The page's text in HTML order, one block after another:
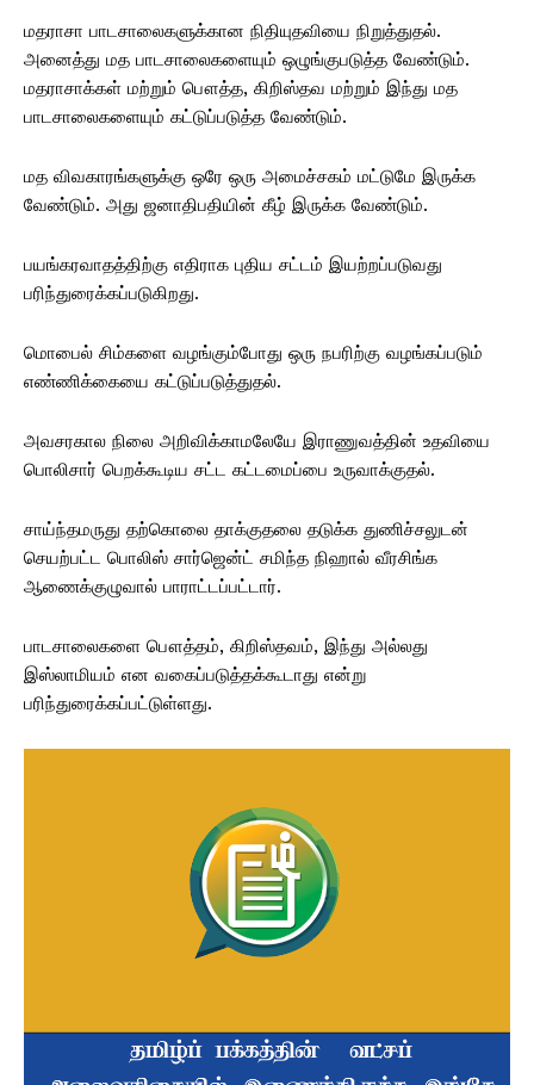
மதராசா பாடசாலைகளுக்கான நிதியுதவியை நிறுத்துதல்.
அனைத்து மத பாடசாலைகளையும் ஒழுங்குபடுத்த வேண்டும்.
மதராசாக்கள் மற்றும் பௌத்த, கிறிஸ்தவ மற்றும் இந்து மத
பாடசாலைகளையும் கட்டுப்படுத்த வேண்டும்.
மத விவகாரங்களுக்கு ஒரே ஒரு அமைச்சகம் மட்டுமே இருக்க
வேண்டும். அது ஜனாதிபதியின் கீழ் இருக்க வேண்டும்.
பயங்கரவாதத்திற்கு எதிராக புதிய சட்டம் இயற்றப்படுவது
பரிந்துரைக்கப்படுகிறது.
மொபைல் சிம்களை வழங்கும்போது ஒரு நபரிற்கு வழங்கப்படும்
எண்ணிக்கையை கட்டுப்படுத்துதல்.
அவசரகால நிலை அறிவிக்காமலேயே இராணுவத்தின் உதவியை
பொலிசார் பெறக்கூடிய சட்ட கட்டமைப்பை உருவாக்குதல்.
சாய்ந்தமருது தற்கொலை தாக்குதலை தடுக்க துணிச்சலுடன்
செயற்பட்ட பொலிஸ் சார்ஜென்ட் சமிந்த நிஹால் வீரசிங்க
ஆணைக்குழுவால் பாராட்டப்பட்டார்.
பாடசாலைகளை பௌத்தம், கிறிஸ்தவம், இந்து அல்லது
இஸ்லாமியம் என வகைப்படுத்தக்கூடாது என்று
பரிந்துரைக்கப்பட்டுள்ளது.